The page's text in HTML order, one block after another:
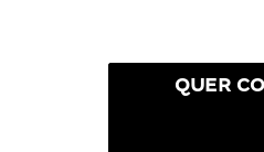
QUER